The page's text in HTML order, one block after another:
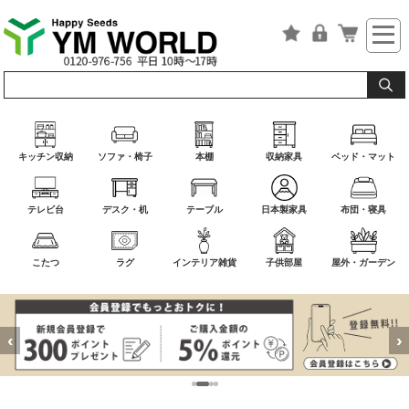
キッチン収納 ソファ・椅子 本棚 収納家具 ベッド・マット
テレビ台 デスク・机 テーブル 日本製家具 布団・寝具
こたつ ラグ インテリア雑貨 子供部屋 屋外・ガーデン
‹ ›